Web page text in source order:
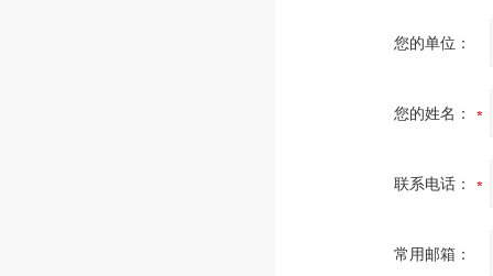
您的单位：
您的姓名：
联系电话：
常用邮箱：